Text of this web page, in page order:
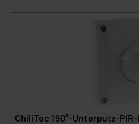
ChiliTec 190°-Unterputz-